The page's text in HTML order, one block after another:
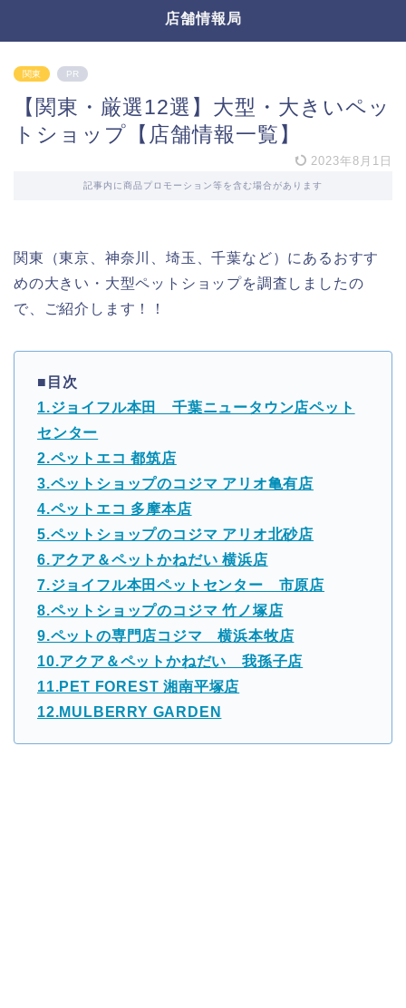
店舗情報局
関東 PR
【関東・厳選12選】大型・大きいペッ
トショップ【店舗情報一覧】
2023年8月1日
記事内に商品プロモーション等を含む場合があります
関東（東京、神奈川、埼玉、千葉など）にあるおすす
めの大きい・大型ペットショップを調査しましたの
で、ご紹介します！！
■目次
1.ジョイフル本田 千葉ニュータウン店ペット
センター
2.ペットエコ 都筑店
3.ペットショップのコジマ アリオ亀有店
4.ペットエコ 多摩本店
5.ペットショップのコジマ アリオ北砂店
6.アクア＆ペットかねだい 横浜店
7.ジョイフル本田ペットセンター 市原店
8.ペットショップのコジマ 竹ノ塚店
9.ペットの専門店コジマ 横浜本牧店
10.アクア＆ペットかねだい 我孫子店
11.PET FOREST 湘南平塚店
12.MULBERRY GARDEN